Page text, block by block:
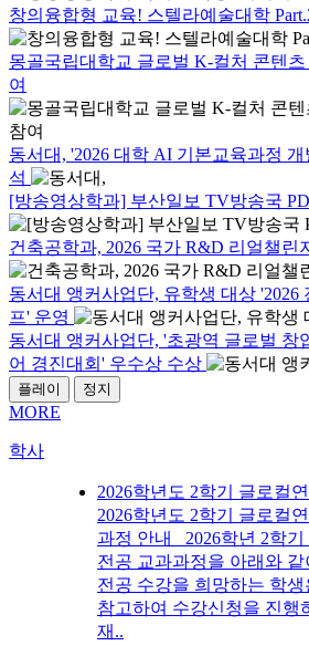
창의융합형 교육! 스텔라예술대학
몽골국립대학교 글로벌 K-컬처 콘텐
여
동서대, '2026 대학 AI 기본교육과정
석
[방송영상학과] 부산일보 TV방송국
건축공학과, 2026 국가 R&D 리얼챌린
동서대 앵커사업단, 유학생 대상 '2026
프' 운영
동서대 앵커사업단, '초광역 글로벌 창
어 경진대회' 우수상 수상
플레이 정지
MORE
학사
2026학년도 2학기 글로컬
2026학년도 2학기 글로컬
과정 안내 2026학년 2학
전공 교과과정을 아래와
전공 수강을 희망하는 학
참고하여 수강신청을 진
재..